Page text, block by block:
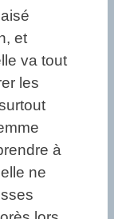
et
va tout
les
à
ne